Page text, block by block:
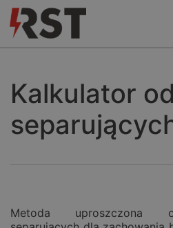
Kalkulator
Metoda uproszczona